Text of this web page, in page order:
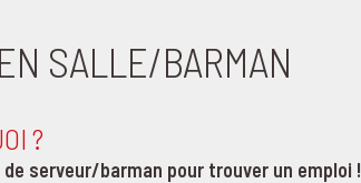
SALLE/BARMAN
?
serveur/barman pour trouver un emploi !